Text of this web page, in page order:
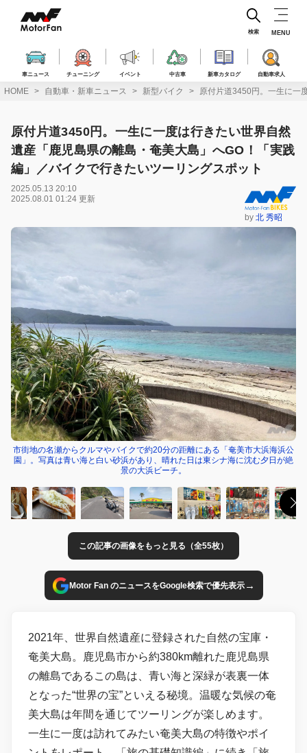
ス
車ニュース チューニング イベント 中古車 新車カタログ 自動車求人
検索 MENU
HOME 自動車・新車ニュース 新型バイク 原付片道3450円。一生に一
原付片道3450円。一生に一度は行きたい世界自然
遺産「鹿児島県の離島・奄美大島」へGO！「実践
編」／バイクで行きたいツーリングスポット
2025.05.13 20:10
2025.08.01 01:24 更新
by北 秀昭
市街地の名瀬からクルマやバイクで約20分の距離にある「奄美市大浜海浜公
園」。写真は青い海と白い砂浜があり、晴れた日は東シナ海に沈む夕日が絶
景の大浜ビーチ。
この記事の画像をもっと見る（全55枚）
Motor Fan のニュースをGoogle検索で優先表示→
2021年、世界自然遺産に登録された自然の宝庫・
奄美大島。鹿児島市から約380km離れた鹿児島県
の離島であるこの島は、青い海と深緑が表裏一体
となった“世界の宝”といえる秘境。温暖な気候の奄
美大島は年間を通じてツーリングが楽しめます。
一生に一度は訪れてみたい奄美大島の特徴やポイ